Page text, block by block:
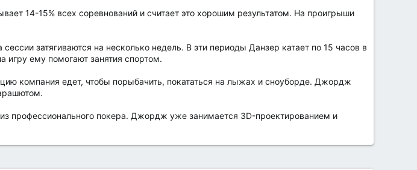
14-15% всех соревнований и считает это хорошим результатом. На проигрыши
затягиваются на несколько недель. В эти периоды Данзер катает по 15 часов в
игру ему помогают занятия спортом.
компания едет, чтобы порыбачить, покататься на лыжах и сноуборде. Джордж
профессионального покера. Джордж уже занимается 3D-проектированием и